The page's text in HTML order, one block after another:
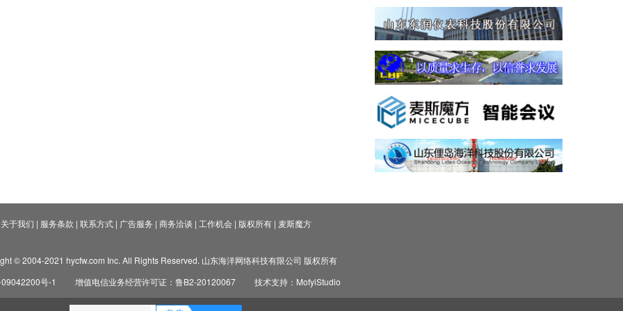
关于我们 | 服务条款 | 联系方式| 广告服务 | 商务洽谈 | 工作机会| 版权所有| 麦斯魔方
© 2004-2021 hycfw.com Inc. All Rights Reserved. 山东海洋网络科技有限公司 版权所有
号-1
增值电信业务经营许可证：鲁B2-20120067 技术支持：MofyiStudio